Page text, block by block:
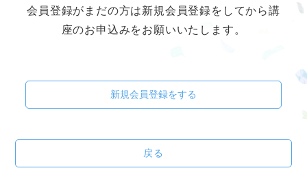
会員登録がまだの方は新規会員登録をしてから講
座のお申込みをお願いいたします。
新規会員登録をする
戻る